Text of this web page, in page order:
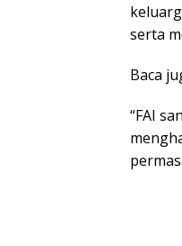
serta
Baca
“FAI